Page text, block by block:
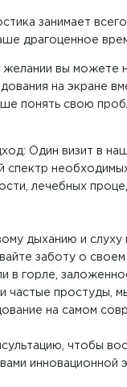
занимает
драгоценное
желании вы можете
на экране
понять свою
Один визит в
спектр
лечебных
дыханию и слуху
заботу о
в горле,
частые простуды,
на самом
чтобы
инновационной
Кызы
Ильшатовна
Евгеньевна
Владимировна
Николаевна
Западной